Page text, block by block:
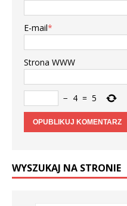
E-mail*
Strona WWW
− 4 = 5
WYSZUKAJ NA STRONIE